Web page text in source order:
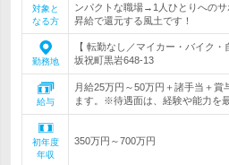
対象と
なる方
ンパクトな職場→1人ひとりへの
昇給で還元する風土です！
勤務地
【 転勤なし／マイカー・バイク
坂祝町黒岩648-13
給与
月給25万円～50万円＋諸手当＋
ます。※待遇面は、経験や能力を
初年度
年収
350万円～700万円